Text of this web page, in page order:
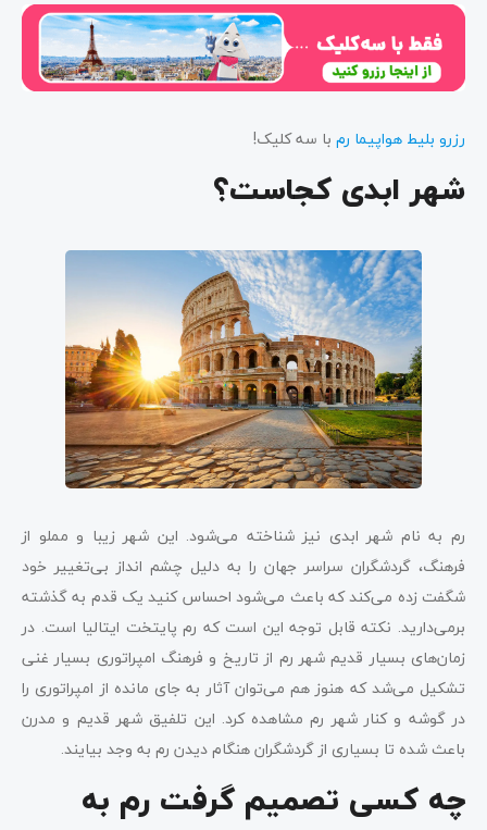
رزرو بلیط هواپیما رم با سه کلیک!
شهر ابدی کجاست؟
رم به نام شهر ابدی نیز شناخته می‌شود. این شهر زیبا و مملو از
فرهنگ، گردشگران سراسر جهان را به دلیل چشم ‌انداز بی‌تغییر خود
شگفت ‌زده می‌کند که باعث می‌شود احساس کنید یک قدم به گذشته
برمی‌دارید. نکته قابل توجه این است که رم پایتخت ایتالیا است. در
زمان‌های بسیار قدیم شهر رم از تاریخ و فرهنگ امپراتوری بسیار غنی
تشکیل می‌شد که هنوز هم می‌توان آثار به جای مانده از امپراتوری را
در گوشه و کنار شهر رم مشاهده کرد. این تلفیق شهر قدیم و مدرن
باعث شده تا بسیاری از گردشگران هنگام دیدن رم به وجد بیایند.
چه کسی تصمیم گرفت رم به